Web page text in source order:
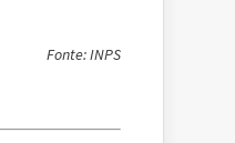
Fonte: INPS